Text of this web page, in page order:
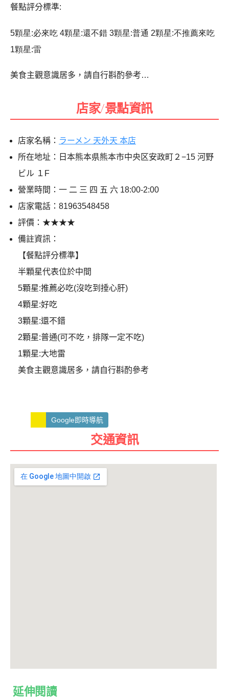
餐點評分標準:
5顆星:必來吃 4顆星:還不錯 3顆星:普通 2顆星:不推薦來吃
1顆星:雷
美食主觀意識居多，請自行斟酌參考…
店家/景點資訊
店家名稱： ラーメン 天外天 本店
所在地址：日本熊本県熊本市中央区安政町２−15 河野
ビル １F
營業時間：一 二 三 四 五 六 18:00-2:00
店家電話：81963548458
評價：★★★★
備註資訊：
【餐點評分標準】
半顆星代表位於中間
5顆星:推薦必吃(沒吃到捶心肝)
4顆星:好吃
3顆星:還不錯
2顆星:普通(可不吃，排隊一定不吃)
1顆星:大地雷
美食主觀意識居多，請自行斟酌參考
Google即時導航
交通資訊
延伸閱讀